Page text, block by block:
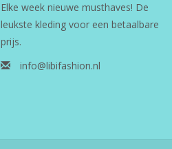
Elke week nieuwe musthaves! De
leukste kleding voor een betaalbare
prijs.
info@libifashion.nl